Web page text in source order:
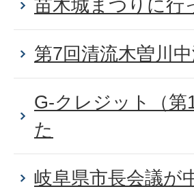
苗木城まつりに行
第7回清流木曽川
G-クレジット（第
た
岐阜県市長会議が